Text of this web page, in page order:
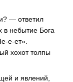
— ответил
в небытие Бога
е-ет».
хохот толпы
и явлений,